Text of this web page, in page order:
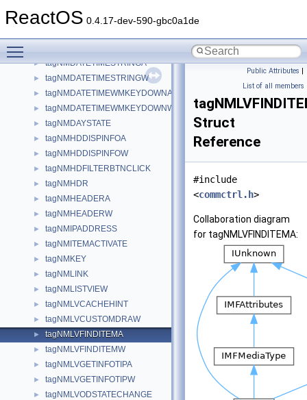
ReactOS 0.4.17-dev-590-gbc0a1de
► tagNMDATETIMEFORMATQUERYA
► tagNMDATETIMESTRINGA
► tagNMDATETIMESTRINGW
► tagNMDATETIMEWMKEYDOWNA
► tagNMDATETIMEWMKEYDOWNW
► tagNMDAYSTATE
► tagNMHDDISPINFOA
► tagNMHDDISPINFOW
► tagNMHDFILTERBTNCLICK
► tagNMHDR
► tagNMHEADERA
► tagNMHEADERW
► tagNMIPADDRESS
► tagNMITEMACTIVATE
► tagNMKEY
► tagNMLINK
► tagNMLISTVIEW
► tagNMLVCACHEHINT
► tagNMLVCUSTOMDRAW
► tagNMLVFINDITEMA
► tagNMLVFINDITEMW
► tagNMLVGETINFOTIPA
► tagNMLVGETINFOTIPW
► tagNMLVODSTATECHANGE
Public Attributes |
List of all members
Struct
Reference
#include
<commctrl.h>
Collaboration diagram
for tagNMLVFINDITEMA: